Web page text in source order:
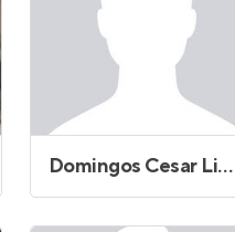
Domingos Cesar Lima de Santana